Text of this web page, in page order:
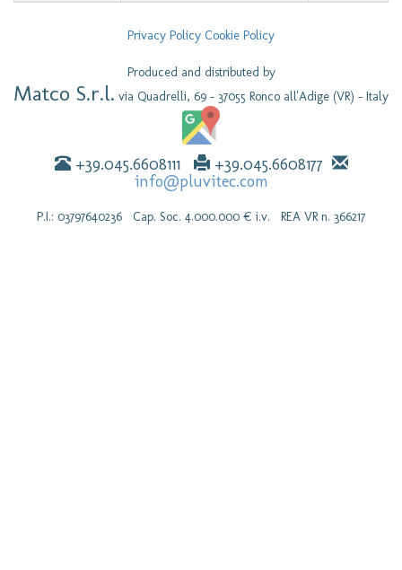
Privacy Policy Cookie Policy
Produced and distributed by
Matco S.r.l. via Quadrelli, 69 - 37055 Ronco all'Adige (VR) - Italy
+39.045.6608111
+39.045.6608177
info@pluvitec.com
P.I.: 03797640236 Cap. Soc. 4.000.000 € i.v. REA VR n. 366217